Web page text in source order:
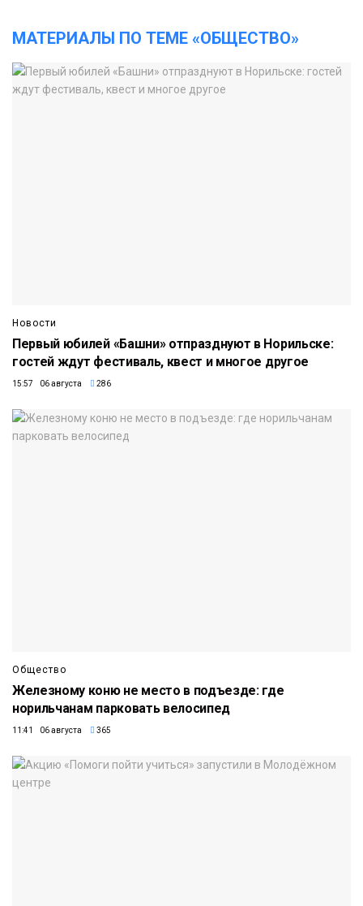
МАТЕРИАЛЫ ПО ТЕМЕ «ОБЩЕСТВО»
Новости
Первый юбилей «Башни» отпразднуют в Норильске:
гостей ждут фестиваль, квест и многое другое
15:57 06 августа 286
Общество
Железному коню не место в подъезде: где
норильчанам парковать велосипед
11:41 06 августа 365